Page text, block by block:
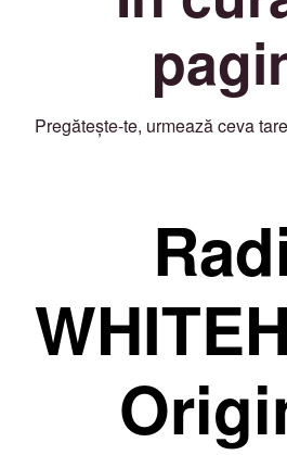
Pregătește-te, urmează ceva